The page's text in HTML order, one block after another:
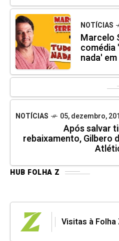
NOTÍCIAS
Marcelo
comédia
nada'
NOTÍCIAS 05, dezembro,
Após salvar
rebaixamento, Gilbero
HUB FOLHA Z
Visitas à Folha